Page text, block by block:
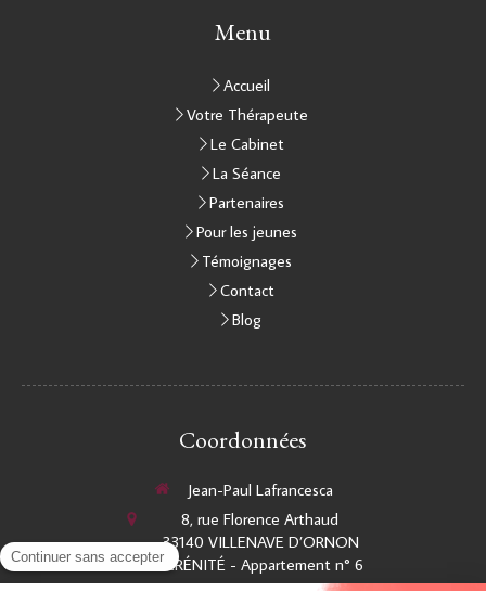
Menu
Accueil
Votre Thérapeute
Le Cabinet
La Séance
Partenaires
Pour les jeunes
Témoignages
Contact
Blog
Coordonnées
Jean-Paul Lafrancesca
8, rue Florence Arthaud
33140 VILLENAVE D’ORNON
SÉRÉNITÉ - Appartement n° 6